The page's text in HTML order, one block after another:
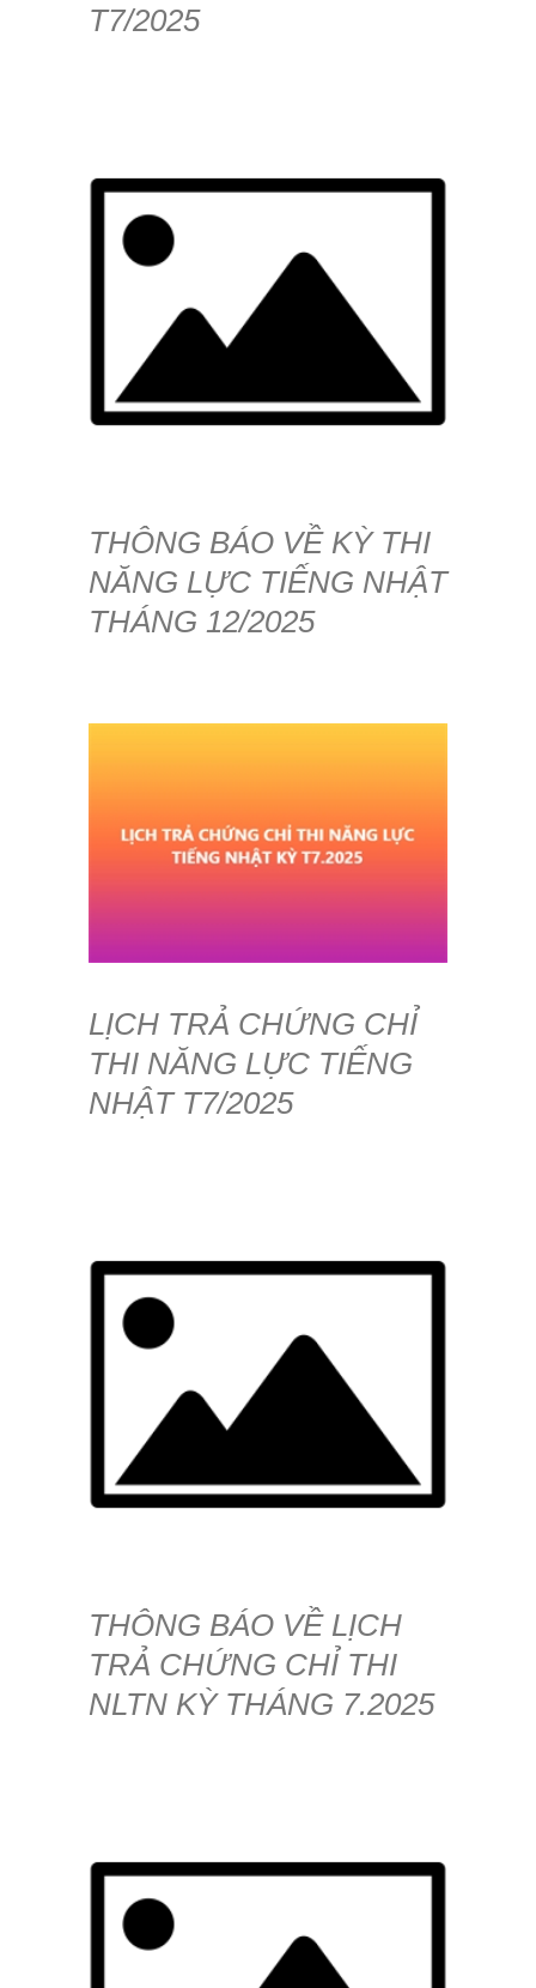
T7/2025
THÔNG BÁO VỀ KỲ THI
NĂNG LỰC TIẾNG NHẬT
THÁNG 12/2025
LỊCH TRẢ CHỨNG CHỈ
THI NĂNG LỰC TIẾNG
NHẬT T7/2025
THÔNG BÁO VỀ LỊCH
TRẢ CHỨNG CHỈ THI
NLTN KỲ THÁNG 7.2025